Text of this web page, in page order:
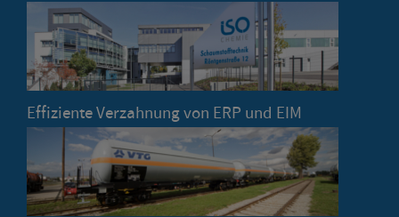
Effiziente Verzahnung von ERP und EIM